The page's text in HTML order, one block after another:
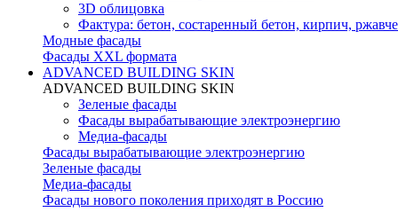
3D облицовка
Фактура: бетон, состаренный бетон, кирпич,
Модные фасады
Фасады XXL формата
ADVANCED BUILDING SKIN
ADVANCED BUILDING SKIN
Зеленые фасады
Фасады вырабатывающие электроэнергию
Медиа-фасады
Фасады вырабатывающие электроэнергию
Зеленые фасады
Медиа-фасады
Фасады нового поколения приходят в Россию